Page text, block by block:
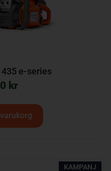
435 e-series
kr
KAMPANJ